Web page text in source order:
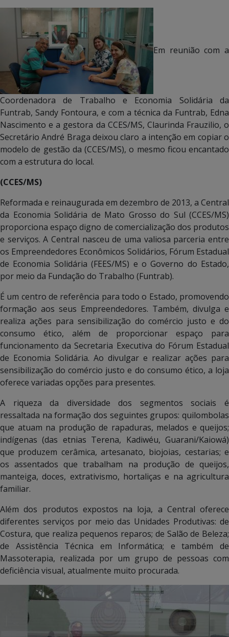
Em reunião com a
Coordenadora de Trabalho e Economia Solidária da
Funtrab, Sandy Fontoura, e com a técnica da Funtrab, Edna
Nascimento e a gestora da CCES/MS, Claurinda Frauzilio, o
Secretário André Braga deixou claro a intenção em copiar o
modelo de gestão da (CCES/MS), o mesmo ficou encantado
com a estrutura do local.
(CCES/MS)
Reformada e reinaugurada em dezembro de 2013, a Central
da Economia Solidária de Mato Grosso do Sul (CCES/MS)
proporciona espaço digno de comercialização dos produtos
e serviços. A Central nasceu de uma valiosa parceria entre
os Empreendedores Econômicos Solidários, Fórum Estadual
de Economia Solidária (FEES/MS) e o Governo do Estado,
por meio da Fundação do Trabalho (Funtrab).
É um centro de referência para todo o Estado, promovendo
formação aos seus Empreendedores. Também, divulga e
realiza ações para sensibilização do comércio justo e do
consumo ético, além de proporcionar espaço para
funcionamento da Secretaria Executiva do Fórum Estadual
de Economia Solidária. Ao divulgar e realizar ações para
sensibilização do comércio justo e do consumo ético, a loja
oferece variadas opções para presentes.
A riqueza da diversidade dos segmentos sociais é
ressaltada na formação dos seguintes grupos: quilombolas
que atuam na produção de rapaduras, melados e queijos;
indígenas (das etnias Terena, Kadiwéu, Guarani/Kaiowá)
que produzem cerâmica, artesanato, biojoias, cestarias; e
os assentados que trabalham na produção de queijos,
manteiga, doces, extrativismo, hortaliças e na agricultura
familiar.
Além dos produtos expostos na loja, a Central oferece
diferentes serviços por meio das Unidades Produtivas: de
Costura, que realiza pequenos reparos; de Salão de Beleza;
de Assistência Técnica em Informática; e também de
Massoterapia, realizada por um grupo de pessoas com
deficiência visual, atualmente muito procurada.